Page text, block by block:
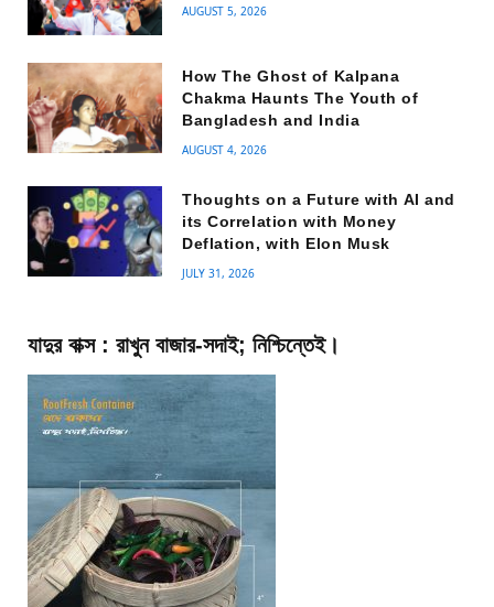
AUGUST 5, 2026
How The Ghost of Kalpana
Chakma Haunts The Youth of
Bangladesh and India
AUGUST 4, 2026
Thoughts on a Future with AI and
its Correlation with Money
Deflation, with Elon Musk
JULY 31, 2026
যাদুর বাক্স : রাখুন বাজার-সদাই; নিশ্চিন্তেই।